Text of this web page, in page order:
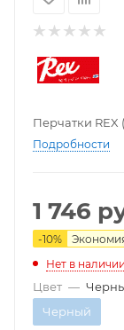
Перчатки REX
Подробности
1 746
-10%
Нет в наличии
Цвет —
Черный